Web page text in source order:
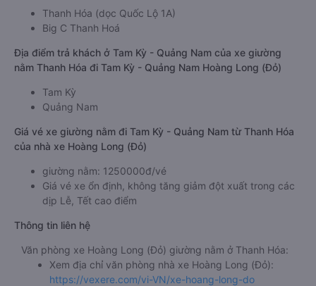
Thanh Hóa (dọc Quốc Lộ 1A)
Big C Thanh Hoá
Địa điểm trả khách ở Tam Kỳ - Quảng Nam của xe giường
nằm Thanh Hóa đi Tam Kỳ - Quảng Nam Hoàng Long (Đỏ)
Tam Kỳ
Quảng Nam
Giá vé xe giường nằm đi Tam Kỳ - Quảng Nam từ Thanh Hóa
của nhà xe Hoàng Long (Đỏ)
giường nằm: 1250000đ/vé
Giá vé xe ổn định, không tăng giảm đột xuất trong các
dịp Lễ, Tết cao điểm
Thông tin liên hệ
Văn phòng xe Hoàng Long (Đỏ) giường nằm ở Thanh Hóa:
Xem địa chỉ văn phòng nhà xe Hoàng Long (Đỏ):
https://vexere.com/vi-VN/xe-hoang-long-do